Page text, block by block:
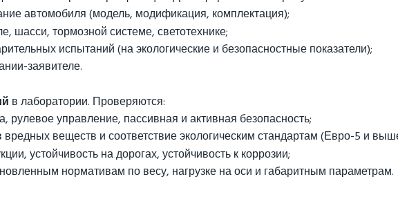
автомобиля (модель, модификация, комплектация);
шасси, тормозной системе, светотехнике;
испытаний (на экологические и безопасностные показатели);
заявителе.
в лаборатории. Проверяются:
рулевое управление, пассивная и активная безопасность;
веществ и соответствие экологическим стандартам (Евро-5 и
устойчивость на дорогах, устойчивость к коррозии;
нормативам по весу, нагрузке на оси и габаритным параметрам.